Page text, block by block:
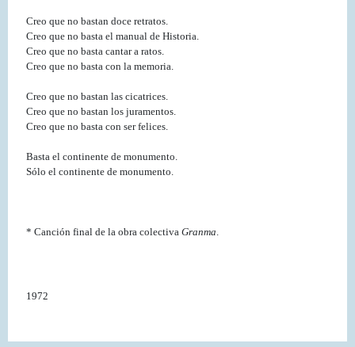
Creo que no bastan doce retratos.
Creo que no basta el manual de Historia.
Creo que no basta cantar a ratos.
Creo que no basta con la memoria.
Creo que no bastan las cicatrices.
Creo que no bastan los juramentos.
Creo que no basta con ser felices.
Basta el continente de monumento.
Sólo el continente de monumento.
* Canción final de la obra colectiva Granma.
1972